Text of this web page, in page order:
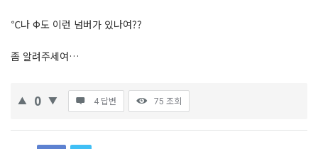
℃나 Ф도 이런 넘버가 있나여??
좀 알려주세여…
0 4 답변 75 조회